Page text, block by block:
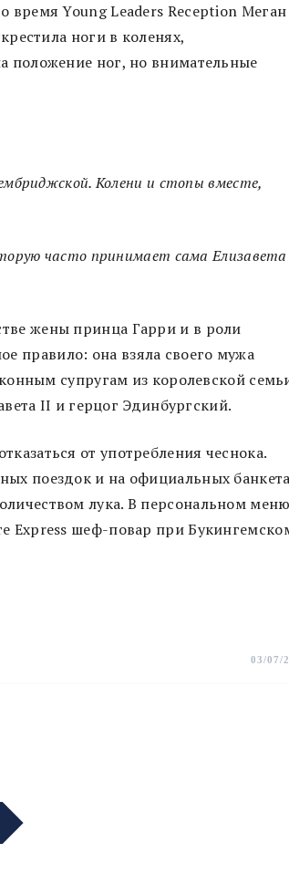
время Young Leaders Reception Меган
ноги в коленях,
положение ног, но внимательные
Колени и стопы вместе,
часто принимает сама
жены принца Гарри и в роли
правило: она взяла своего мужа
супругам из королевской
II и герцог Эдинбургский.
от употребления чеснока.
поездок и на официальных
лука. В персональном
Express шеф-повар при
03/07/